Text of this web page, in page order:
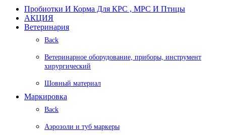
Пробиотки И Корма Для КРС , МРС И Птицы
АКЦИЯ
Ветеринария
Back
Ветеринарное оборудование, приборы, инструмент
хирургический
Шовный материал
Маркировка
Back
Аэрозоли и туб маркеры